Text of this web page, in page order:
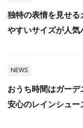
独特の表情を見せ
やすいサイズが人気
NEWS
おうち時間はガー
安心のレインシュー